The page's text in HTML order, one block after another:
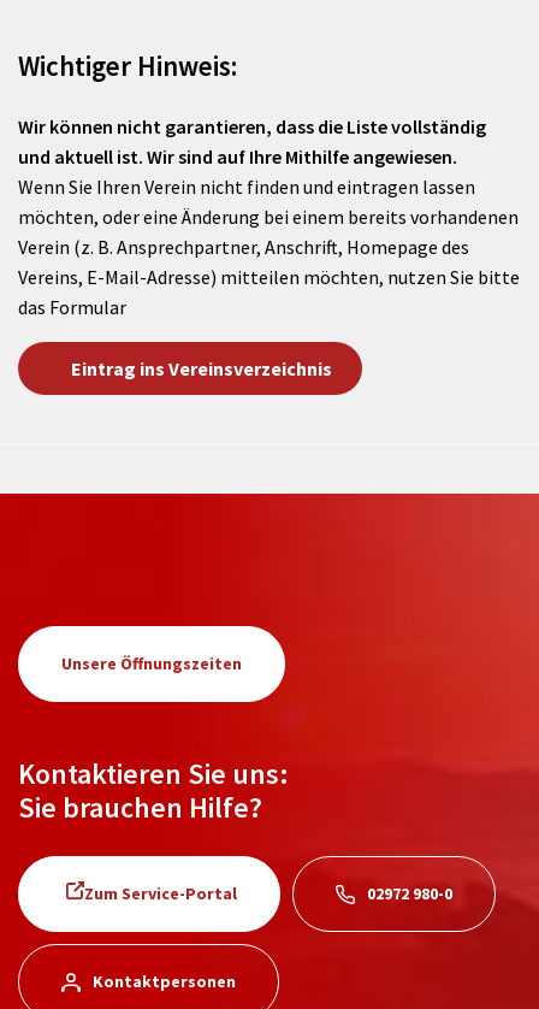
Wichtiger Hinweis:
Wir können nicht garantieren, dass die Liste vollständig
und aktuell ist. Wir sind auf Ihre Mithilfe angewiesen.
Wenn Sie Ihren Verein nicht finden und eintragen lassen
möchten, oder eine Änderung bei einem bereits vorhandenen
Verein (z. B. Ansprechpartner, Anschrift, Homepage des
Vereins, E-Mail-Adresse) mitteilen möchten, nutzen Sie bitte
das Formular
Eintrag ins Vereinsverzeichnis
Unsere Öffnungszeiten
Kontaktieren Sie uns:
Sie brauchen Hilfe?
Zum Service-Portal 02972 980-0
Kontaktpersonen